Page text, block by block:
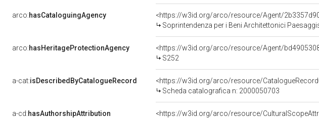
arco:hasCataloguingAgency
<https://w3id.org/arco/resource/Agent/
Soprintendenza per i Beni Architettonici
arco:hasHeritageProtectionAgency
<https://w3id.org/arco/resource/Agent/
S252
a-cat:isDescribedByCatalogueRecord
<https://w3id.org/arco/resource/
Scheda catalografica n: 2000050703
a-cd:hasAuthorshipAttribution
<https://w3id.org/arco/resource/